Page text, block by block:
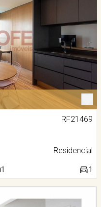
RF21469
Residencial
1 1